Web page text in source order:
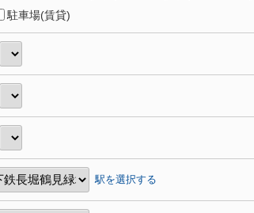
駐車場(賃貸)
駅を選択する